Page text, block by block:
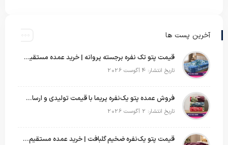
آخرین پست ها
قیمت پتو تک نفره برجسته پروانه | خرید عمده مستقیم با بهترین قیمت بازار
تاریخ انتشار: 4 آگوست 2026
فروش عمده پتو یک‌نفره پریما با قیمت تولیدی و ارسال به سراسر کشور
تاریخ انتشار: 2 آگوست 2026
قیمت پتو یک‌نفره ضخیم گلبافت | خرید عمده مستقیم با بهترین قیمت